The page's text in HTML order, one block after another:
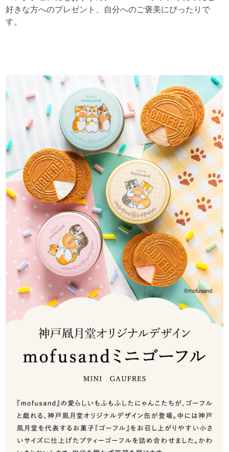
好きな方へのプレゼント、自分へのご褒美にぴったりで
す。